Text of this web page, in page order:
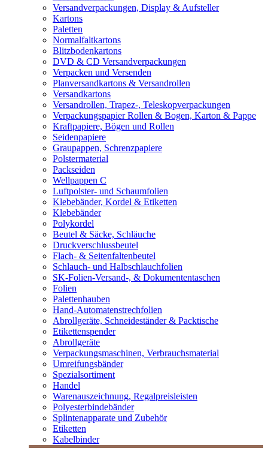
Versandverpackungen, Display & Aufsteller
Kartons
Paletten
Normalfaltkartons
Blitzbodenkartons
DVD & CD Versandverpackungen
Verpacken und Versenden
Planversandkartons & Versandrollen
Versandkartons
Versandrollen, Trapez-, Teleskopverpackungen
Verpackungspapier Rollen & Bogen, Karton & Pappe
Kraftpapiere, Bögen und Rollen
Seidenpapiere
Graupappen, Schrenzpapiere
Polstermaterial
Packseiden
Wellpappen C
Luftpolster- und Schaumfolien
Klebebänder, Kordel & Etiketten
Klebebänder
Polykordel
Beutel & Säcke, Schläuche
Druckverschlussbeutel
Flach- & Seitenfaltenbeutel
Schlauch- und Halbschlauchfolien
SK-Folien-Versand-, & Dokumententaschen
Folien
Palettenhauben
Hand-Automatenstrechfolien
Abrollgeräte, Schneideständer & Packtische
Etikettenspender
Abrollgeräte
Verpackungsmaschinen, Verbrauchsmaterial
Umreifungsbänder
Spezialsortiment
Handel
Warenauszeichnung, Regalpreisleisten
Polyesterbindebänder
Splintenapparate und Zubehör
Etiketten
Kabelbinder